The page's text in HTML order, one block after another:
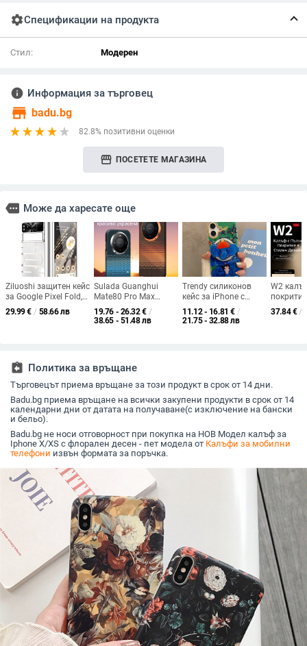
settingsСпецификации на продукта
Стил: Модерен
info Информация за търговец
store badu.bg
82.8% позитивни оценки
storefront ПОСЕТЕТЕ МАГАЗИНА
more Може да харесате още
Ziluoshi защитен кейс
за Google Pixel Fold,
прозрачен
електроплатинен
29.99€ / 58.66 лв
Sulada Guanghui
Mate80 Pro Max
защитен твърд
калъф с текстура от
19.76 - 26.32€ /
38.65 - 51.48 лв
Trendy силиконов
кейс за iPhone с
въртящ се нос на
слона и магнитна
моделите
11.12 - 16.81 € /
21.75 - 32.88 лв
W2
Mate X7,
37.84€ /
assignment_return Политика за връщане
Търговецът приема връщане за този продукт в срок от 14 дни.
Badu.bg приема връщане на всички закупени продукти в срок от 14
календарни дни от датата на получаване(с изключение на бански
и бельо).
Badu.bg не носи отговорност при покупка на НОВ Модел калъф за
Iphone X/XS с флорален десен - пет модела от Калъфи за мобилни
телефони извън формата за поръчка.